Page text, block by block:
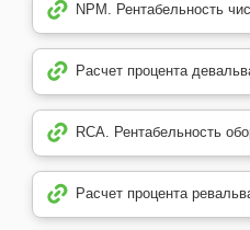
NPM. Рентабельность
Расчет процента
RCA. Рентабельность
Расчет процента